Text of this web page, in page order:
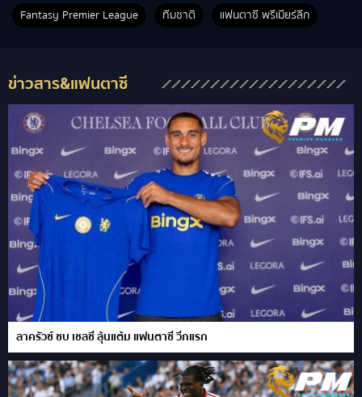
Fantasy Premier League
ทีมชาติ แฟนตาซี พรีเมียร์ลีก
ข่าวสาร&แฟนตาซี
ลาครัวซ์ ซบ เชลซี ลุ้นแต้ม แฟนตาซี วีกแรก